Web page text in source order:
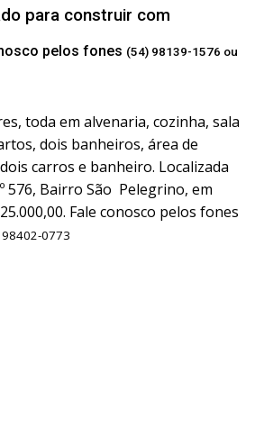
para construir com
pelos fones (54) 98139-1576 ou
toda em alvenaria, cozinha, sala
dois banheiros, área de
carros e banheiro. Localizada
576, Bairro São Pelegrino, em
Fale conosco pelos fones
0773